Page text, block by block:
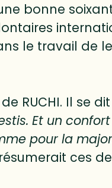
bonne
le travail de
RUCHI. Il se
Et un
pour la
résumerait ces